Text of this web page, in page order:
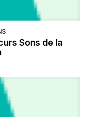
Sons de la